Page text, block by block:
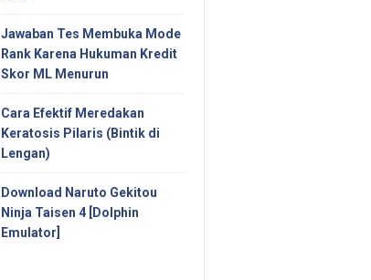
Jawaban Tes Membuka Mode
Rank Karena Hukuman Kredit
Skor ML Menurun
Cara Efektif Meredakan
Keratosis Pilaris (Bintik di
Lengan)
Download Naruto Gekitou
Ninja Taisen 4 [Dolphin
Emulator]